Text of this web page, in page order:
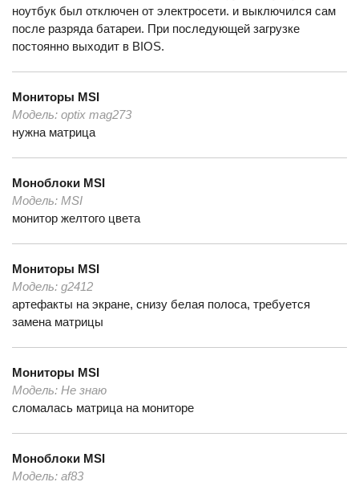
ноутбук был отключен от электросети. и выключился сам
после разряда батареи. При последующей загрузке
постоянно выходит в BIOS.
Мониторы MSI
Модель: optix mag273
нужна матрица
Моноблоки MSI
Модель: MSI
монитор желтого цвета
Мониторы MSI
Модель: g2412
артефакты на экране, снизу белая полоса, требуется
замена матрицы
Мониторы MSI
Модель: Не знаю
сломалась матрица на мониторе
Моноблоки MSI
Модель: af83